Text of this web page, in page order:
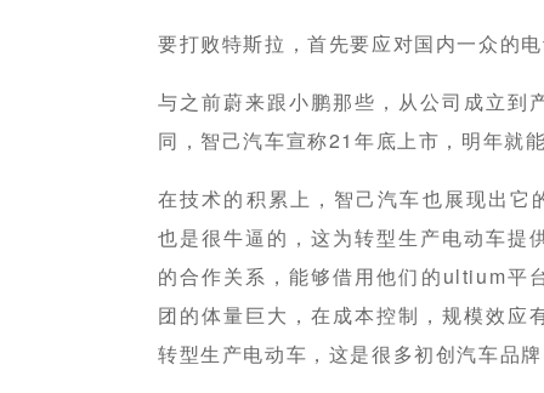
要打败特斯拉，首先要应对国内一众的
与之前蔚来跟小鹏那些，从公司成立到
同，智己汽车宣称21年底上市，明年就
在技术的积累上，智己汽车也展现出
也是很牛逼的，这为转型生产电动车提
的合作关系，能够借用他们的ultium平
团的体量巨大，在成本控制，规模效应
转型生产电动车，这是很多初创汽车品